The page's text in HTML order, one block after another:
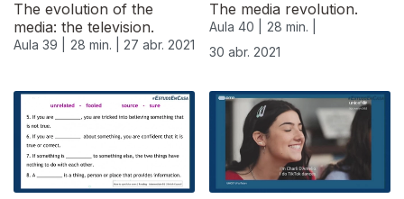
The evolution of the
media: the television.
Aula 39 | 28 min. | 27 abr. 2021
The media revolution.
Aula 40 |
28 min. |
30 abr. 2021